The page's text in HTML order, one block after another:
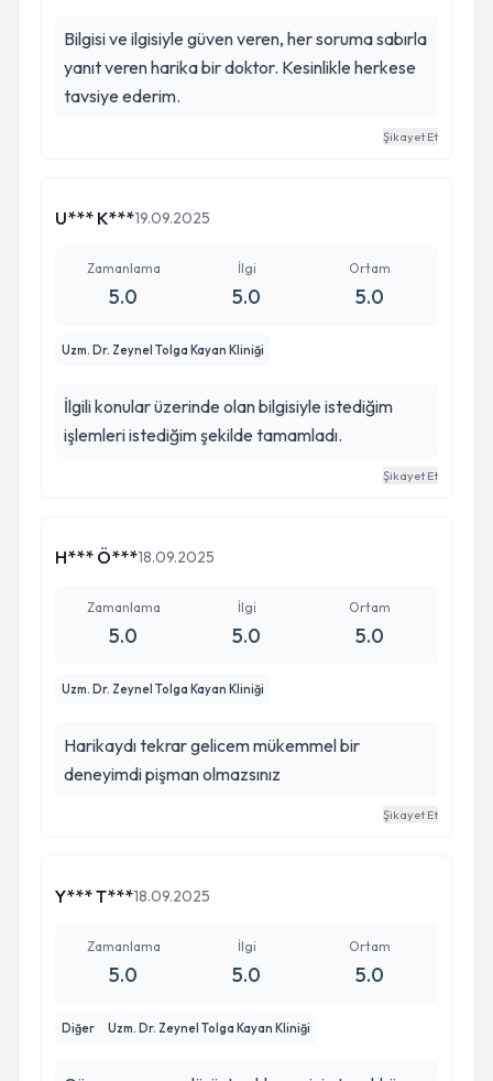
Bilgisi ve ilgisiyle güven veren, her soruma sabırla
yanıt veren harika bir doktor. Kesinlikle herkese
tavsiye ederim.
Şikayet Et
U*** K***19.09.2025
Zamanlama
5.0
İlgi
5.0
Ortam
5.0
Uzm. Dr. Zeynel Tolga Kayan Kliniği
İlgili konular üzerinde olan bilgisiyle istediğim
işlemleri istediğim şekilde tamamladı.
Şikayet Et
H*** Ö***18.09.2025
Zamanlama
5.0
İlgi
5.0
Ortam
5.0
Uzm. Dr. Zeynel Tolga Kayan Kliniği
Harikaydı tekrar gelicem mükemmel bir
deneyimdi pişman olmazsınız
Şikayet Et
Y*** T***18.09.2025
Zamanlama
5.0
İlgi
5.0
Ortam
5.0
Diğer Uzm. Dr. Zeynel Tolga Kayan Kliniği